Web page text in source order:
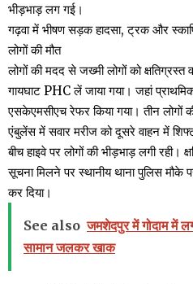
भीड़भाड़ लग गई।
गढ़वा में भीषण सड़क हादसा, ट्रक और
लोगों की मौत
लोगों की मदद से जख्मी लोगों को
गायघाट PHC लें जाया गया। जहां
एसकेएमसीएच रेफर किया गया। तीन लोगों
एंबुलेंस में सवार मरीज को दूसरे वाहन में
बीच हाइवे पर लोगों की भीड़भाड़ लगी रही।
सूचना मिलने पर स्थानीय थाना पुलिस
कर दिया।
See also जमशेदपुर में गोदाम में
सामान जलकर खाक